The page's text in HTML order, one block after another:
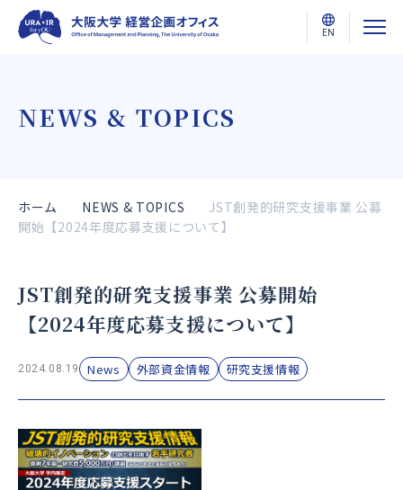
EN
NEWS & TOPICS
ホーム NEWS & TOPICS
JST創発的研究支援事業 公募
開始【2024年度応募支援について】
JST創発的研究支援事業 公募開始
【2024年度応募支援について】
2024.08.19 News 外部資金情報 研究支援情報